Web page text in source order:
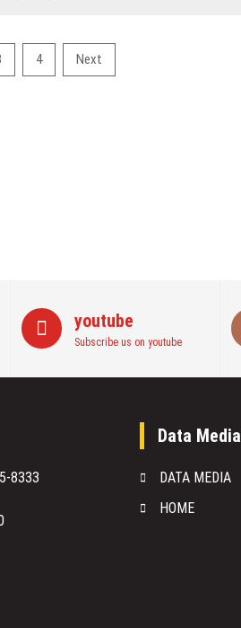
4 Next
youtube
Subscribe us on youtube
8333
Data Media
DATA MEDIA
HOME